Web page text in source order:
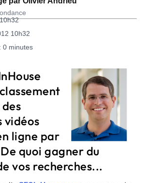
10h32
0 minutes
vidéos
ligne par
quoi gagner du
vos recherches...